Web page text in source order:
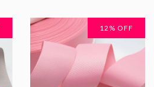
12 % OFF